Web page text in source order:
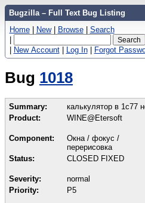
Bugzilla – Full Text Bug Listing
Home | New | Browse | Search
|
| New Account | Log In | Forgot
Bug 1018
Summary:
калькулятор в 1c77
Product:
WINE@Etersoft
Component:
Окна / фокус /
перерисовка
Status:
CLOSED FIXED
Severity:
normal
Priority:
P5